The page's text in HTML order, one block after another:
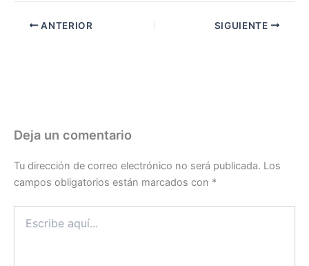
ANTERIOR SIGUIENTE
Deja un comentario
Tu dirección de correo electrónico no será publicada. Los
campos obligatorios están marcados con *
aquí...